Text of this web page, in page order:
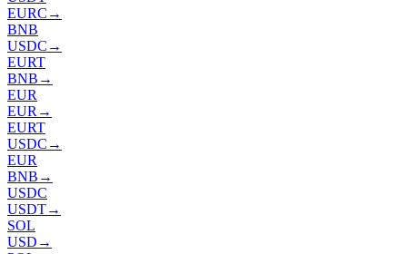
EURC →
BNB
USDC →
EURT
BNB →
EUR
EUR →
EURT
USDC →
EUR
BNB →
USDC
USDT→
SOL
USD →